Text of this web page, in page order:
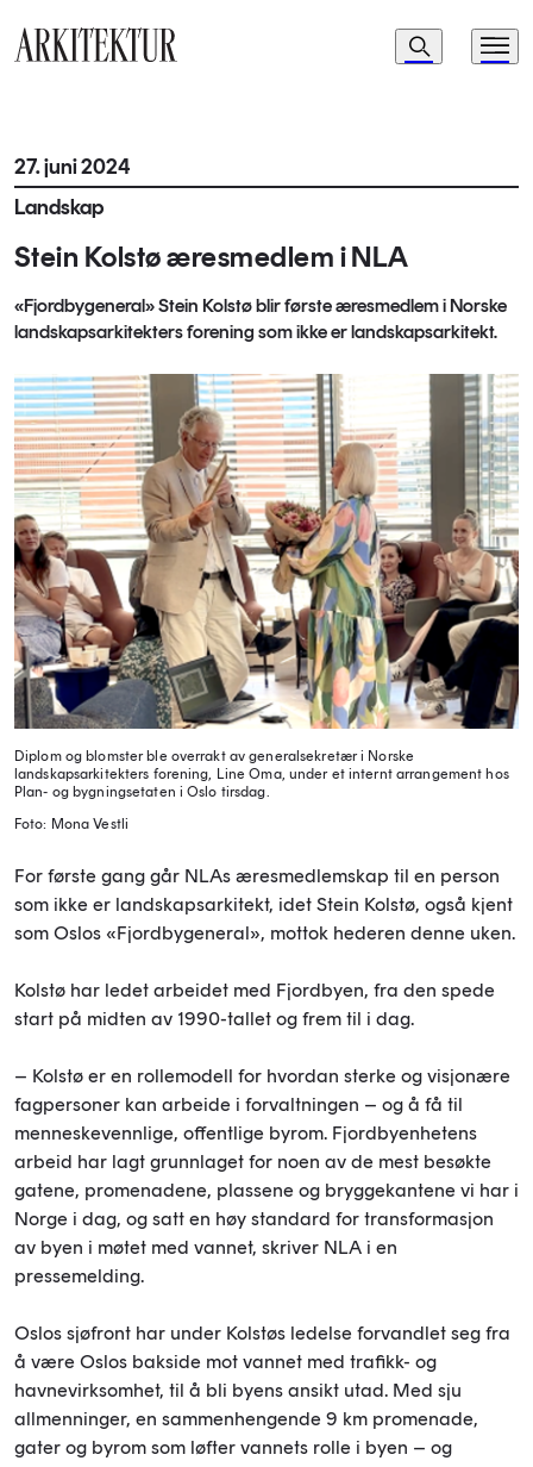
Navigasjon
Søk Meny
27. juni 2024
Landskap
Stein Kolstø æresmedlem i NLA
«Fjordbygeneral» Stein Kolstø blir førsteæresmedlem i Norske
landskapsarkitekters forening som ikke er landskapsarkitekt.
Diplom og blomster ble overrakt av generalsekretær i Norske
landskapsarkitekters forening, Line Oma, under et internt arrangement hos
Plan- og bygningsetaten i Oslo tirsdag.
Foto: Mona Vestli
For første gang går NLAs æresmedlemskap til en person
som ikke er landskapsarkitekt, idet Stein Kolstø, også kjent
som Oslos «Fjordbygeneral», mottok hederen denne uken.
Kolstø har ledet arbeidet med Fjordbyen, fra den spede
start på midten av 1990-tallet og frem til i dag.
– Kolstø er en rollemodell for hvordan sterke og visjonære
fagpersoner kan arbeide i forvaltningen – og å få til
menneskevennlige, offentlige byrom. Fjordbyenhetens
arbeid har lagt grunnlaget for noen av de mest besøkte
gatene, promenadene, plassene og bryggekantene vi har i
Norge i dag, og satt en høy standard for transformasjon
av byen i møtet med vannet, skriver NLA i en
pressemelding.
Oslos sjøfront har under Kolstøs ledelse forvandlet seg fra
å være Oslos bakside mot vannet med trafikk- og
havnevirksomhet, til å bli byens ansikt utad. Med sju
allmenninger, en sammenhengende 9 km promenade,
gater og byrom som løfter vannets rolle i byen – og